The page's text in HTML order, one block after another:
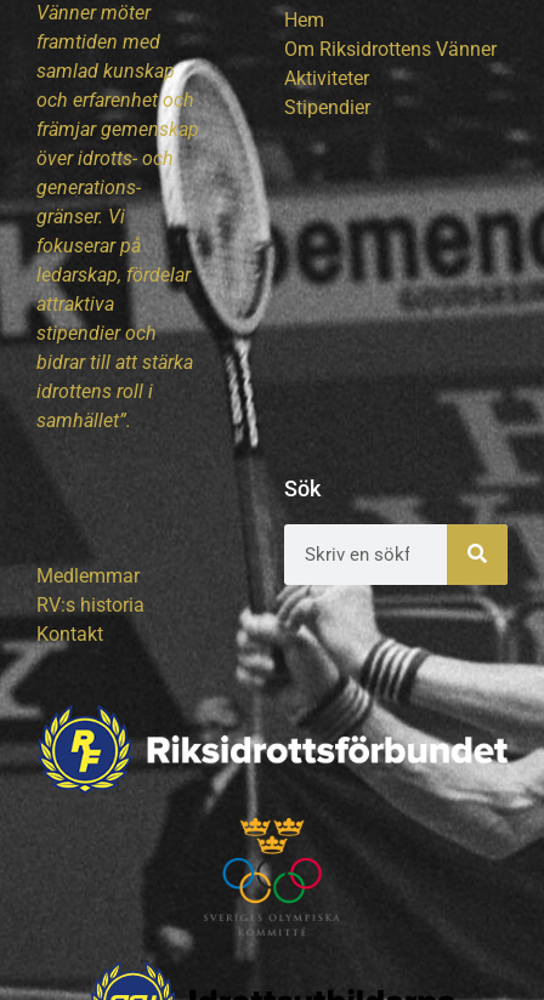
Vänner möter
framtiden med
samlad kunskap
och erfarenhet och
främjar gemenskap
över idrotts- och
generations-
gränser. Vi
fokuserar på
ledarskap, fördelar
attraktiva
stipendier och
bidrar till att stärka
idrottens roll i
samhället”.
Hem
Om Riksidrottens Vänner
Aktiviteter
Stipendier
Medlemmar
RV:s historia
Kontakt
Sök